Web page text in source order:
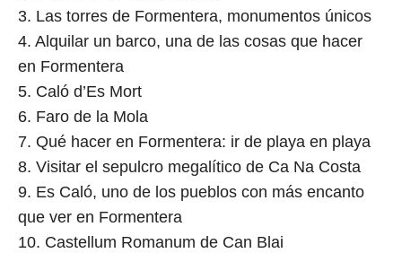
3. Las torres de Formentera, monumentos únicos
4. Alquilar un barco, una de las cosas que hacer
en Formentera
5. Caló d’Es Mort
6. Faro de la Mola
7. Qué hacer en Formentera: ir de playa en playa
8. Visitar el sepulcro megalítico de Ca Na Costa
9. Es Caló, uno de los pueblos con más encanto
que ver en Formentera
10. Castellum Romanum de Can Blai